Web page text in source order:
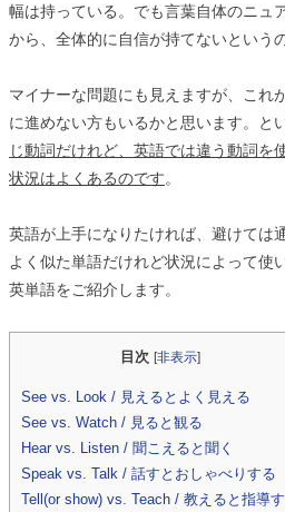
幅は持っている。でも言葉自体のニュ
から、全体的に自信が持てないという
マイナーな問題にも見えますが、これ
に進めない方もいるかと思います。と
じ動詞だけれど、英語では違う動詞を
状況はよくあるのです。
英語が上手になりたければ、避けては
よく似た単語だけれど状況によって使
英単語をご紹介します。
目次 [非表示]
See vs. Look / 見えるとよく見える
See vs. Watch / 見ると観る
Hear vs. Listen / 聞こえると聞く
Speak vs. Talk / 話すとおしゃべりする
Tell(or show) vs. Teach / 教えると指導